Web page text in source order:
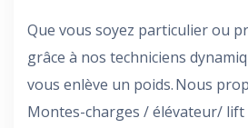
Que vous soyez particulier ou
grâce à nos techniciens
vous enlève un poids. Nous
Montes-charges / élévateur/ lift